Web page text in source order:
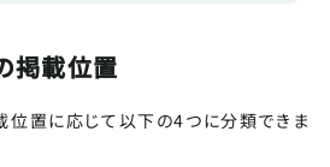
掲載位置
置に応じて以下の4つに分類できま